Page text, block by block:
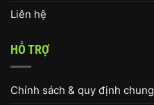
Liên hệ
HỖ TRỢ
Chính sách & quy định chung